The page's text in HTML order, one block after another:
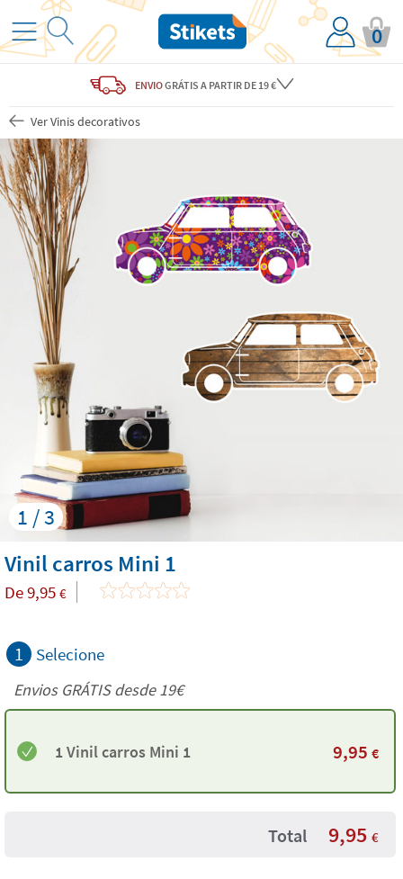
0
ENVIOGRÁTIS A PARTIR DE 19 €
Ver Vinis decorativos
1 / 3
Vinil carros Mini 1
De9,95 €
1 Selecione
Envios GRÁTIS desde 19€
1 Vinil carros Mini 1 9,95 €
Total 9,95 €